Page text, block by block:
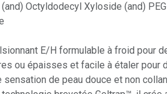
Octyldodecyl Xyloside (and)
E/H formulable à froid pour
ou épaisses et facile à étaler pour
sensation de peau douce et non